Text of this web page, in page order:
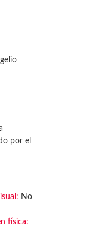
por el
No
física: